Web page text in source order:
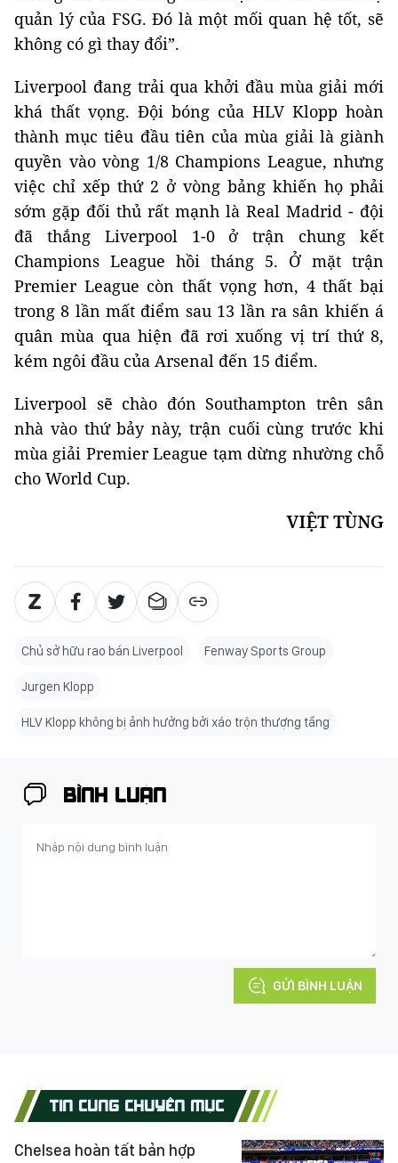
quản lý của FSG. Đó là một mối quan hệ tốt, sẽ
không có gì thay đổi”.
Liverpool đang trải qua khởi đầu mùa giải mới
khá thất vọng. Đội bóng của HLV Klopp hoàn
thành mục tiêu đầu tiên của mùa giải là giành
quyền vào vòng 1/8 Champions League, nhưng
việc chỉ xếp thứ 2 ở vòng bảng khiến họ phải
sớm gặp đối thủ rất mạnh là Real Madrid - đội
đã thắng Liverpool 1-0 ở trận chung kết
Champions League hồi tháng 5. Ở mặt trận
Premier League còn thất vọng hơn, 4 thất bại
trong 8 lần mất điểm sau 13 lần ra sân khiến á
quân mùa qua hiện đã rơi xuống vị trí thứ 8,
kém ngôi đầu của Arsenal đến 15 điểm.
Liverpool sẽ chào đón Southampton trên sân
nhà vào thứ bảy này, trận cuối cùng trước khi
mùa giải Premier League tạm dừng nhường chỗ
cho World Cup.
VIỆT TÙNG
Chủ sở hữu rao bán Liverpool Fenway Sports Group
Jurgen Klopp
HLV Klopp không bị ảnh hưởng bởi xáo trộn thượng tầng
BÌNH LUẬN
GỬI BÌNH LUẬN
TIN CÙNG CHUYÊN MỤC
Chelsea hoàn tất bản hợp